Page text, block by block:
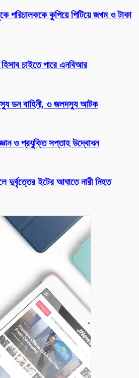
পরিচালককে কুপিয়ে পিটিয়ে জখম ও টাকা
চাইতে পারে এনবিআর
ডন বাহিনী, ৩ জলদস্যু আটক
ও প্রযুক্তি সপ্তাহ উদ্বোধন
দুর্বৃত্তের ইটের আঘাতে নারী নিহত